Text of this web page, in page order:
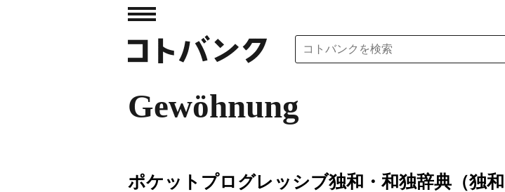
Gewöhnung
ポケットプログレッシブ独和・和独辞典（独和